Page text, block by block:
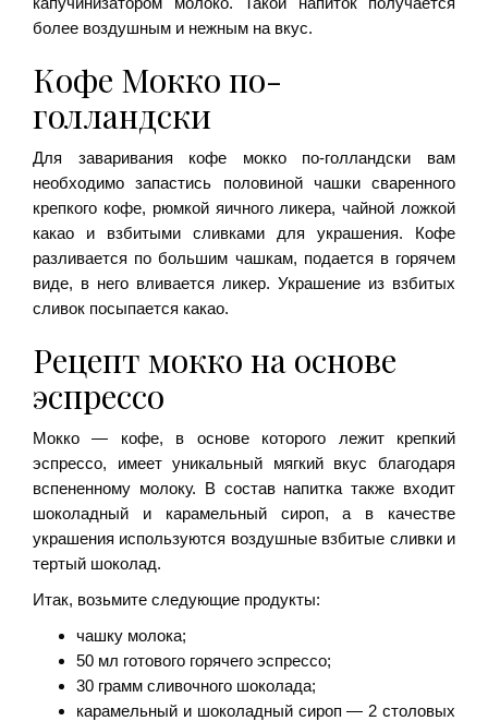
более воздушным и нежным на вкус.
Кофе Мокко по-
голландски
Для заваривания кофе мокко по-голландски вам
необходимо запастись половиной чашки сваренного
крепкого кофе, рюмкой яичного ликера, чайной ложкой
какао и взбитыми сливками для украшения. Кофе
разливается по большим чашкам, подается в горячем
виде, в него вливается ликер. Украшение из взбитых
сливок посыпается какао.
Рецепт мокко на основе
эспрессо
Мокко — кофе, в основе которого лежит крепкий
эспрессо, имеет уникальный мягкий вкус благодаря
вспененному молоку. В состав напитка также входит
шоколадный и карамельный сироп, а в качестве
украшения используются воздушные взбитые сливки и
тертый шоколад.
Итак, возьмите следующие продукты:
чашку молока;
50 мл готового горячего эспрессо;
30 грамм сливочного шоколада;
карамельный и шоколадный сироп — 2 столовых